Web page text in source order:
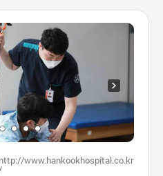
http://www.hankookhospital.co.kr